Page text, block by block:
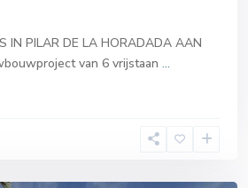
IN PILAR DE LA HORADADA AAN
van 6 vrijstaan ...